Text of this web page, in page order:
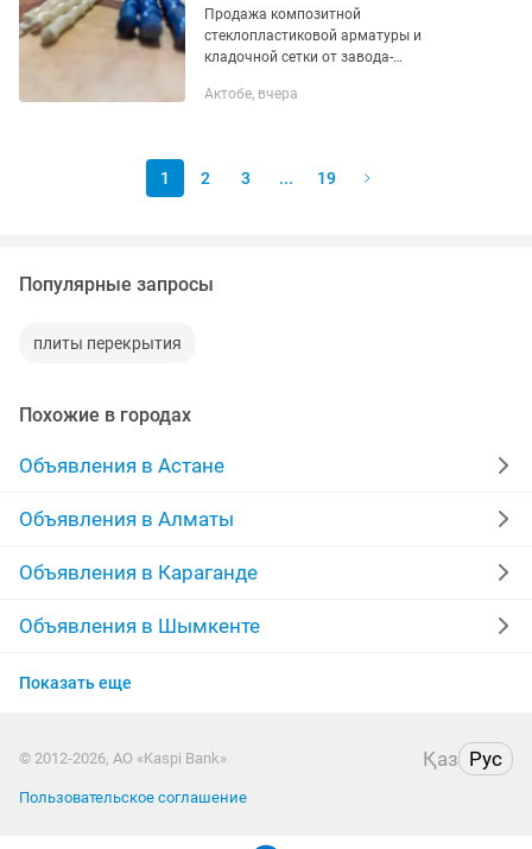
Продажа композитной
стеклопластиковой арматуры и
кладочной сетки от завода-
Композитная арматура ГОСТ/ТУ Д6,
Актобе, вчера
1 2 3 ... 19
Популярные запросы
плиты перекрытия
Похожие в городах
Объявления в Астане
Объявления в Алматы
Объявления в Караганде
Объявления в Шымкенте
Объявления в Усть-Каменогорске
Объявления в Павлодаре
Объявления в Кызылорде
Показать еще
© 2012-2026, АО «Kaspi Bank» Қаз Рус
Пользовательское соглашение